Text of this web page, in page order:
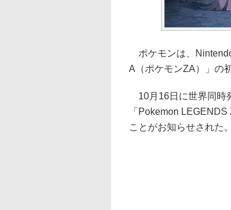
ポケモンは、
A（ポケモンZA）」の
10月16日に世界同時
「Pokemon
ことがお知らせされた。